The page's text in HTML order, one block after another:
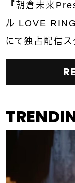
『朝倉未来
ル LOVE RING
にて独占配信ス